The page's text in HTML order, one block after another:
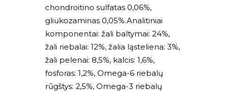
chondroitino sulfatas 0,06%,
gliukozaminas 0,05%.Analitiniai
komponentai: žali baltymai: 24%,
žali riebalai: 12%, žalia ląsteliena: 3%,
žali pelenai: 8,5%, kalcis: 1,6%,
fosforas: 1,2%, Omega-6 riebalų
rūgštys: 2,5%, Omega-3 riebalų